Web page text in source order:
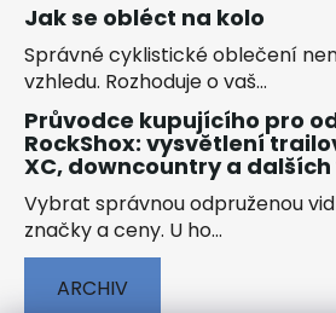
Jak se obléct na kolo
Správné cyklistické oblečení
vzhledu. Rozhoduje o vaš...
Průvodce kupujícího pro
RockShox: vysvětlení
XC, downcountry a
Vybrat správnou odpruženou
značky a ceny. U ho...
ARCHIV